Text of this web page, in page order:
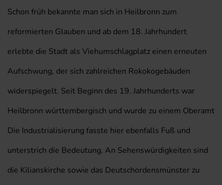
Schon früh bekannte man sich in Heilbronn zum
reformierten Glauben und ab dem 18. Jahrhundert
erlebte die Stadt als Viehumschlagplatz einen erneuten
Aufschwung, der sich zahlreichen Rokokogebäuden
widerspiegelt. Seit Beginn des 19. Jahrhunderts war
Heilbronn württembergisch und wurde zu einem Oberamt
Die Industrialisierung fasste hier ebenfalls Fuß und
unterstrich die Bedeutung. An Sehenswürdigkeiten sind
die Kilianskirche sowie das Deutschordensmünster zu